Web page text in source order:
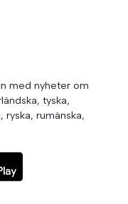
med nyheter om
tyska,
ryska, rumänska,